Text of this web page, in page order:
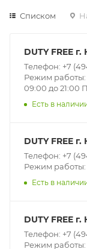
Списком
DUTY FREE
Телефон: +7
Режим работы:
09:00 до 21:00
Есть в
DUTY FREE
Телефон: +7
Режим работы:
Есть в
DUTY FREE
Телефон: +7
Режим работы: